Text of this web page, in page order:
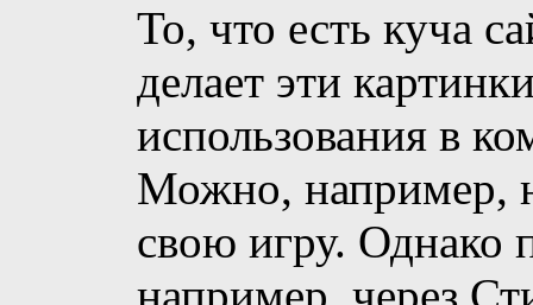
То, что есть куча
делает эти
использования в
Можно, например,
свою игру. Однако
например, через